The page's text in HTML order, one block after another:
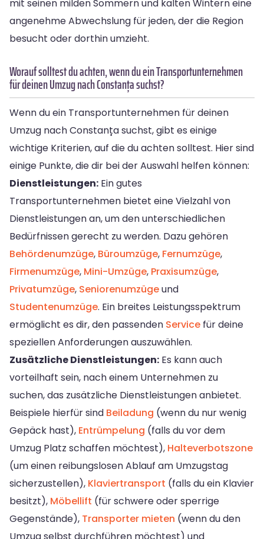
mit seinen milden Sommern und kalten Wintern eine
angenehme Abwechslung für jeden, der die Region
besucht oder dorthin umzieht.
Worauf solltest du achten, wenn du ein Transportunternehmen
für deinen Umzug nach Constanța suchst?
Wenn du ein Transportunternehmen für deinen
Umzug nach Constanța suchst, gibt es einige
wichtige Kriterien, auf die du achten solltest. Hier sind
einige Punkte, die dir bei der Auswahl helfen können:
Dienstleistungen: Ein gutes
Transportunternehmen bietet eine Vielzahl von
Dienstleistungen an, um den unterschiedlichen
Bedürfnissen gerecht zu werden. Dazu gehören
Behördenumzüge, Büroumzüge, Fernumzüge,
Firmenumzüge, Mini-Umzüge, Praxisumzüge,
Privatumzüge, Seniorenumzügeund
Studentenumzüge. Ein breites Leistungsspektrum
ermöglicht es dir, den passenden Service für deine
speziellen Anforderungen auszuwählen.
Zusätzliche Dienstleistungen: Es kann auch
vorteilhaft sein, nach einem Unternehmen zu
suchen, das zusätzliche Dienstleistungen anbietet.
Beispiele hierfür sind Beiladung (wenn du nur wenig
Gepäck hast), Entrümpelung (falls du vor dem
Umzug Platz schaffen möchtest), Halteverbotszone
(um einen reibungslosen Ablauf am Umzugstag
sicherzustellen), Klaviertransport (falls du ein Klavier
besitzt), Möbellift (für schwere oder sperrige
Gegenstände), Transporter mieten (wenn du den
Umzug selbst durchführen möchtest) und